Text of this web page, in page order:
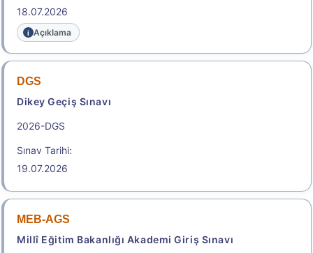
18.07.2026
Açıklama
DGS
Dikey Geçiş Sınavı
2026-DGS
Sınav Tarihi:
19.07.2026
MEB-AGS
Millî Eğitim Bakanlığı Akademi Giriş Sınavı